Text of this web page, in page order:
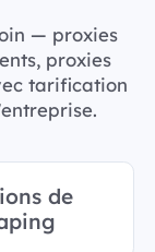
— proxies
proxies
tarification
de